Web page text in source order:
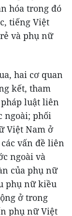
hóa trong đó
tiếng Việt
và phụ nữ
hai cơ quan
kết, tham
luật liên
ngoài; phối
Việt Nam ở
vấn đề liên
ngoài và
của phụ nữ
phụ nữ kiều
ở trong
phụ nữ Việt